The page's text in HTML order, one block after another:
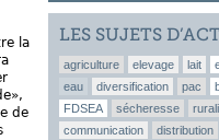
la
de
LES SUJETS
agriculture elevage lait
eau
diversification pac
FDSEA
sécheresse
communication
distribution